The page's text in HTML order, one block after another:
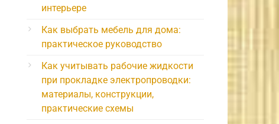
интерьере
Как выбрать мебель для дома:
практическое руководство
Как учитывать рабочие жидкости
при прокладке электропроводки:
материалы, конструкции,
практические схемы